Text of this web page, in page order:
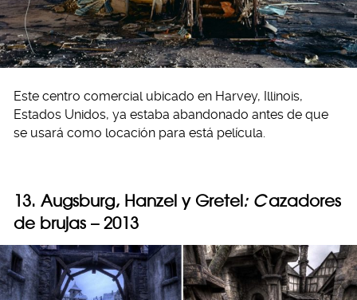
Este centro comercial ubicado en Harvey, Illinois,
Estados Unidos, ya estaba abandonado antes de que
se usará como locación para está película.
13. Augsburg, Hanzel y Gretel: Cazadores
de brujas – 2013